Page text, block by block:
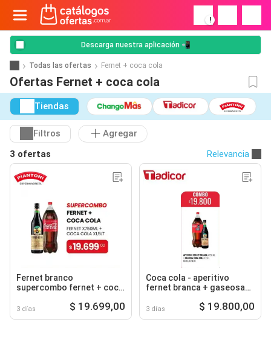
!
Descarga nuestra aplicación 📲
Todas las ofertas Fernet + coca cola
Ofertas Fernet + coca cola
Tiendas
Filtros
Agregar
3 ofertas
Relevancia
Fernet branco
supercombo fernet + coca
3 días $ 19.699,00
Coca cola - aperitivo
fernet branca + gaseosa
3 días $ 19.800,00